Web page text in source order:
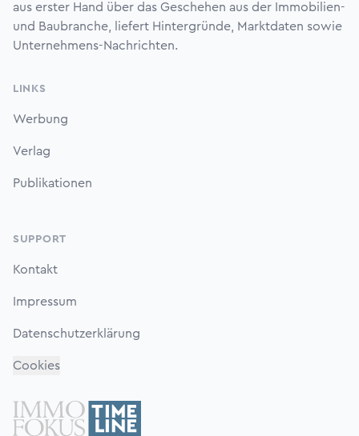
aus erster Hand über das Geschehen aus der Immobilien-
und Baubranche, liefert Hintergründe, Marktdaten sowie
Unternehmens-Nachrichten.
LINKS
Werbung
Verlag
Publikationen
SUPPORT
Kontakt
Impressum
Datenschutzerklärung
Cookies